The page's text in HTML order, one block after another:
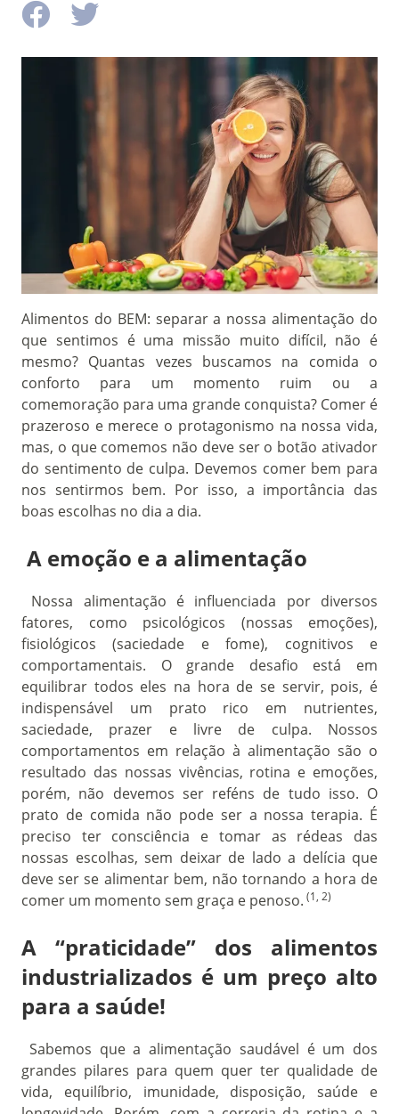
Alimentos do BEM: separar a nossa alimentação do
que sentimos é uma missão muito difícil, não é
mesmo? Quantas vezes buscamos na comida o
conforto para um momento ruim ou a
comemoração para uma grande conquista? Comer é
prazeroso e merece o protagonismo na nossa vida,
mas, o que comemos não deve ser o botão ativador
do sentimento de culpa. Devemos comer bem para
nos sentirmos bem. Por isso, a importância das
boas escolhas no dia a dia.
A emoção e a alimentação
Nossa alimentação é influenciada por diversos
fatores, como psicológicos (nossas emoções),
fisiológicos (saciedade e fome), cognitivos e
comportamentais. O grande desafio está em
equilibrar todos eles na hora de se servir, pois, é
indispensável um prato rico em nutrientes,
saciedade, prazer e livre de culpa. Nossos
comportamentos em relação à alimentação são o
resultado das nossas vivências, rotina e emoções,
porém, não devemos ser reféns de tudo isso. O
prato de comida não pode ser a nossa terapia. É
preciso ter consciência e tomar as rédeas das
nossas escolhas, sem deixar de lado a delícia que
deve ser se alimentar bem, não tornando a hora de
comer um momento sem graça e penoso. (1, 2)
A “praticidade” dos alimentos
industrializados é um preço alto
para a saúde!
Sabemos que a alimentação saudável é um dos
grandes pilares para quem quer ter qualidade de
vida, equilíbrio, imunidade, disposição, saúde e